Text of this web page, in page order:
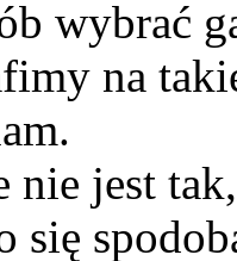
wybrać
na
nie jest
się